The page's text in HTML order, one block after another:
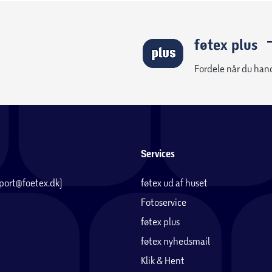
føtex plus
Fordele når du
Services
føtex ud af huset
Fotoservice
føtex plus
føtex nyhedsmail
Klik & Hent